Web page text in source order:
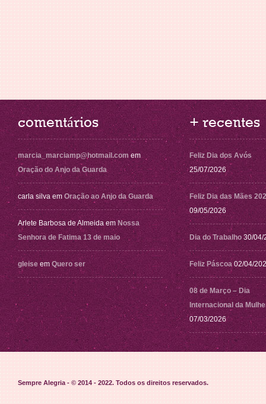
comentários
marcia_marciamp@hotmail.com em
Oração do Anjo da Guarda
carla silva em Oração ao Anjo da Guarda
Arlete Barbosa de Almeida em Nossa
Senhora de Fatima 13 de maio
gleise em Quero ser
+ recentes
Feliz Dia dos Avós
25/07/2026
Feliz Dia das Mães
09/05/2026
Dia do Trabalho 30/04/
Feliz Páscoa 02/04/
08 de Março – Dia
Internacional da
07/03/2026
Sempre Alegria - © 2014 - 2022. Todos os direitos reservados.